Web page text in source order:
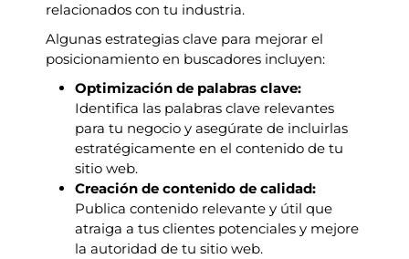
relacionados con tu industria.
Algunas estrategias clave para mejorar el
posicionamiento en buscadores incluyen:
Optimización de palabras clave:
Identifica las palabras clave relevantes
para tu negocio y asegúrate de incluirlas
estratégicamente en el contenido de tu
sitio web.
Creación de contenido de calidad:
Publica contenido relevante y útil que
atraiga a tus clientes potenciales y mejore
la autoridad de tu sitio web.